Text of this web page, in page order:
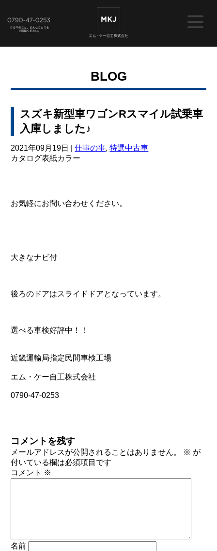
BLOG
スズキ新型車ワゴンRスマイル試乗車
入庫しました♪
2021年09月19日 |仕事の事,特選中古車
カタログ表紙カラー
お気軽にお問い合わせください。
大きなナビ付
後ろのドアはスライドドアとなっています。
選べる車検好評中！！
近畿運輸局指定民間車検工場
エム・ケー自工株式会社
0790-47-0253
コメントを残す
メールアドレスが公開されることはありません。 ※ が
付いている欄は必須項目です
コメント ※
名前